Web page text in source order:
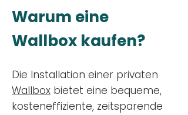
Warum eine
Wallbox kaufen?
Die Installation einer privaten
Wallbox bietet eine bequeme,
kosteneffiziente, zeitsparende